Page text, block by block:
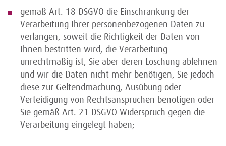
gemäß Art. 18 DSGVO die Einschränkung der
Verarbeitung Ihrer personenbezogenen Daten zu
verlangen, soweit die Richtigkeit der Daten von
Ihnen bestritten wird, die Verarbeitung
unrechtmäßig ist, Sie aber deren Löschung ablehnen
und wir die Daten nicht mehr benötigen, Sie jedoch
diese zur Geltendmachung, Ausübung oder
Verteidigung von Rechtsansprüchen benötigen oder
Sie gemäß Art. 21 DSGVO Widerspruch gegen die
Verarbeitung eingelegt haben;